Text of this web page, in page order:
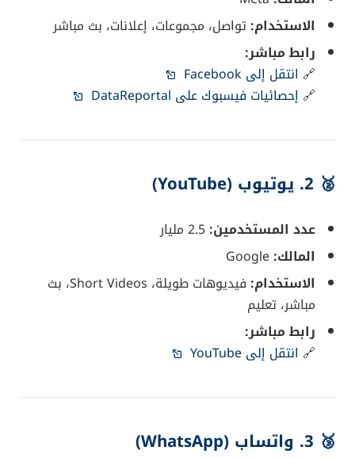
الاستخدام: تواصل، مجموعات، إعلانات، بث مباشر
رابط مباشر:
🔗 انتقل إلى Facebook
🔗 إحصائيات فيسبوك على DataReportal
🥈 2. يوتيوب (YouTube)
عدد المستخدمين:
المالك:
الاستخدام:
فيديوهات طويلة، Short Videos، بث
مباشر، تعليم
رابط مباشر:
🔗 انتقل إلى YouTube
🥉 3. واتساب (WhatsApp)